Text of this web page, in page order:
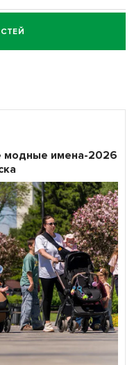
обеспечит
Новосибирской
модные имена-2026